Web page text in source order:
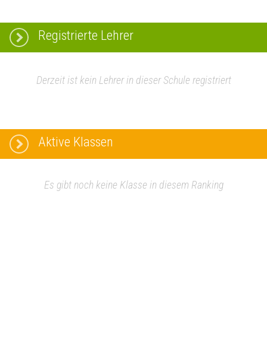
Registrierte Lehrer
Derzeit ist kein Lehrer in dieser Schule registriert
Aktive Klassen
Es gibt noch keine Klasse in diesem Ranking